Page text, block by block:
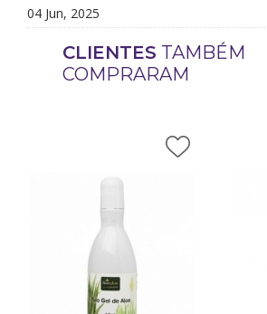
04 Jun, 2025
CLIENTES TAMBÉM
COMPRARAM